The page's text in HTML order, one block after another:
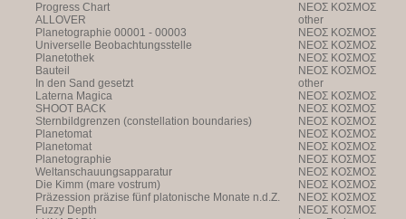
Progress Chart
NEOΣ KOΣMOΣ
ALLOVER
other
Planetographie 00001 - 00003
NEOΣ KOΣMOΣ
Universelle Beobachtungsstelle
NEOΣ KOΣMOΣ
Planetothek
NEOΣ KOΣMOΣ
Bauteil
NEOΣ KOΣMOΣ
In den Sand gesetzt
other
Laterna Magica
NEOΣ KOΣMOΣ
SHOOT BACK
NEOΣ KOΣMOΣ
Sternbildgrenzen (constellation boundaries)
NEOΣ KOΣMOΣ
Planetomat
NEOΣ KOΣMOΣ
Planetomat
NEOΣ KOΣMOΣ
Planetographie
NEOΣ KOΣMOΣ
Weltanschauungsapparatur
NEOΣ KOΣMOΣ
Die Kimm (mare vostrum)
NEOΣ KOΣMOΣ
Präzession präzise fünf platonische Monate n.d.Z.
NEOΣ KOΣMOΣ
Fuzzy Depth
NEOΣ KOΣMOΣ